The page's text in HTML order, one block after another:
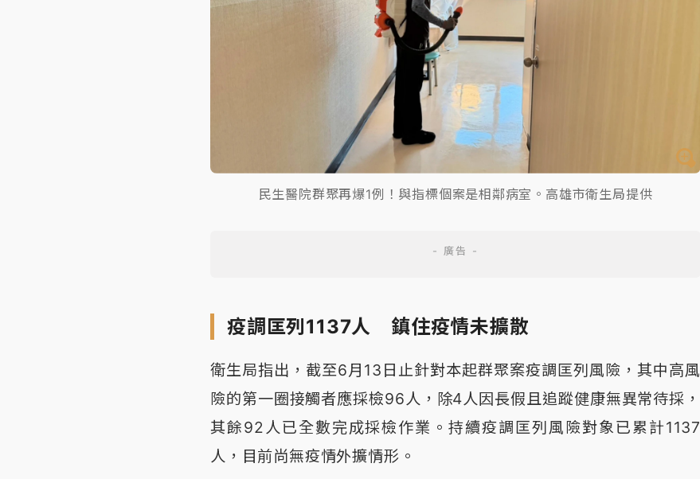
民生醫院群聚再爆1例！與指標個案是相鄰病室。高雄市衛生局提供
疫調匡列1137人 鎮住疫情未擴散
衛生局指出，截至6月13日止針對本起群聚案疫調匡列風險，其中高風
險的第一圈接觸者應採檢96人，除4人因長假且追蹤健康無異常待採，
其餘92人已全數完成採檢作業。持續疫調匡列風險對象已累計1137
人，目前尚無疫情外擴情形。